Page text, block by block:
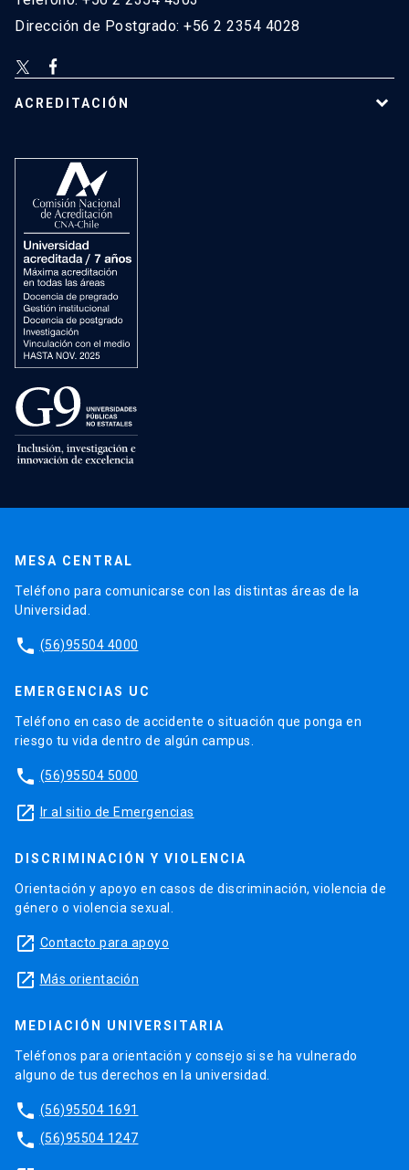
Dirección de Postgrado: +56 2 2354 4028
ACREDITACIÓN
MESA CENTRAL
Teléfono para comunicarse con las distintas áreas de la
Universidad.
phone (56)95504 4000
EMERGENCIAS UC
Teléfono en caso de accidente o situación que ponga en
riesgo tu vida dentro de algún campus.
phone (56)95504 5000
launch Ir al sitio de Emergencias
DISCRIMINACIÓN Y VIOLENCIA
Orientación y apoyo en casos de discriminación, violencia de
género o violencia sexual.
launch Contacto para apoyo
launch Más orientación
MEDIACIÓN UNIVERSITARIA
Teléfonos para orientación y consejo si se ha vulnerado
alguno de tus derechos en la universidad.
phone (56)95504 1691
phone (56)95504 1247